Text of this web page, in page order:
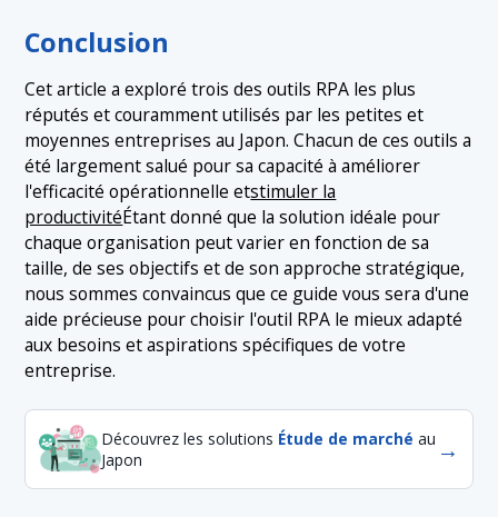
Conclusion
Cet article a exploré trois des outils RPA les plus
réputés et couramment utilisés par les petites et
moyennes entreprises au Japon. Chacun de ces outils a
été largement salué pour sa capacité à améliorer
l'efficacité opérationnelle etstimuler la
productivitéÉtant donné que la solution idéale pour
chaque organisation peut varier en fonction de sa
taille, de ses objectifs et de son approche stratégique,
nous sommes convaincus que ce guide vous sera d'une
aide précieuse pour choisir l'outil RPA le mieux adapté
aux besoins et aspirations spécifiques de votre
entreprise.
Découvrez les solutions Étude de marché au
Japon
→